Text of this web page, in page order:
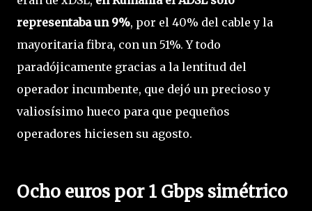
representaba un 9%, por el 40% del cable y la
mayoritaria fibra, con un 51%. Y todo
paradójicamente gracias a la lentitud del
operador incumbente, que dejó un precioso y
valiosísimo hueco para que pequeños
operadores hiciesen su agosto.
Ocho euros por 1 Gbps simétrico